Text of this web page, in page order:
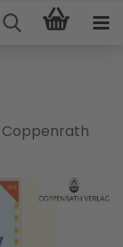
Coppenrath